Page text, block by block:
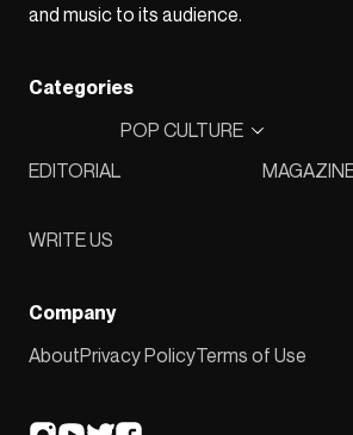
and music to its audience.
Categories
EDITORIAL
POP CULTURE
WRITE US
Company
AboutPrivacy PolicyTerms of Use